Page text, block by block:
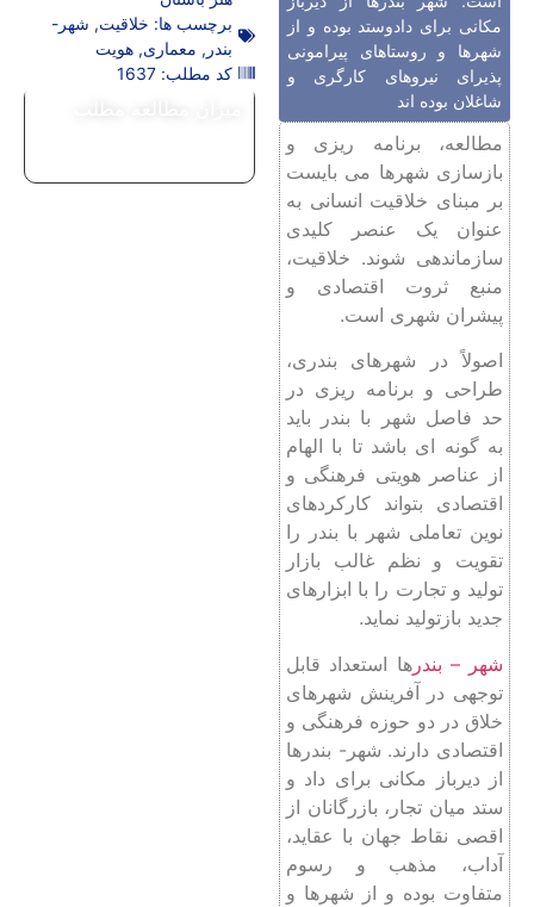
مکانی برای دادوستد بوده و از
شهرها و روستاهای پیرامونی
پذیرای نیروهای کارگری و
شاغلان بوده اند‌
مطالعه، برنامه ریزی و
بازسازی شهرها می بایست
بر مبنای خلاقیت انسانی به
عنوان یک عنصر کلیدی
سازماندهی شوند. خلاقیت،
منبع ثروت اقتصادی و
پیشران شهری است.
اصولاً در شهرهای بندری،
طراحی و برنامه ریزی در
حد فاصل شهر با بندر باید
به گونه ‌ای باشد تا با الهام
از عناصر هویتی فرهنگی و
اقتصادی بتواند کارکردهای
نوین تعاملی شهر با بندر را
تقویت و نظم غالب بازار
تولید و تجارت را با ابزارهای
جدید بازتولید نماید.
شهر – بندرها استعداد قابل
توجهی در آفرینش شهرهای
خلاق در دو حوزه فرهنگی و
اقتصادی دارند. شهر- بندرها
از دیرباز مکانی برای داد و
ستد میان تجار، بازرگانان از
اقصی نقاط جهان با عقاید،
آداب، مذهب و رسوم
متفاوت بوده و از شهرها و
برچسب ها: خلاقیت, شهر-
بندر , معماری, هویت
کد مطلب: 1637